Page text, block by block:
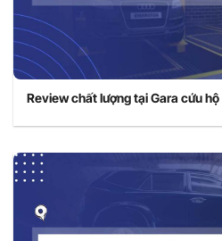
Review chất lượng tại Gara cứu